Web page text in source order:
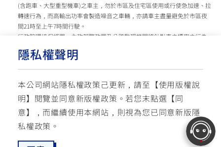
隱私權聲明
本公司網站隱私權政策己更新，請至【使用版權說
明】閱覽並同意新版權政策。 若您末點選【同
意】，而繼續使用本網站，則視為您已同意新版隱
私權政策。
(含跑車、大型重型機車)之車主，勿於市區及住宅區使用或行使急加速、拉
轉速行為，而高輸出功率會製造噪音之車輛，亦請車主盡量避免於市區夜
間21時至上午7時間行駛。
行政院環境保護署、內政部警政署及公路監理機關將針對車主擾寧之行為
台灣山葉機車 關心您
使用版權說明 隱私權政策 交通安全入口網
☏ 免付費客服專線: 0800-631-680 ✉ 聯繫客服
每週一 ~ 五 08:00~12:10 / 13:00~16:40(國定假日與公司假日除外)
© YAMAHA MOTOR TAIWAN CO., LTD. All Rights Reserved.